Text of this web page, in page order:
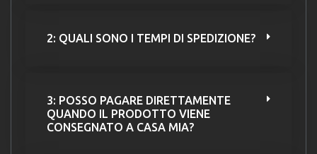
2: QUALI SONO I TEMPI DI SPEDIZIONE?
3: POSSO PAGARE DIRETTAMENTE
QUANDO IL PRODOTTO VIENE
CONSEGNATO A CASA MIA?